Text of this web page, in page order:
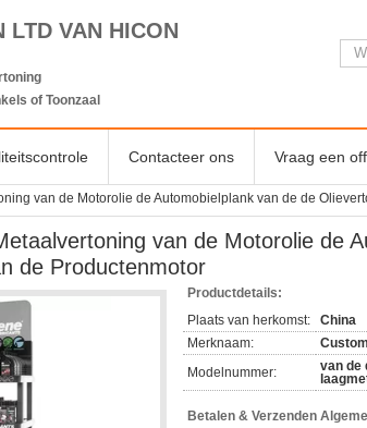
LTD VAN HICON
of Toonzaal
Contacteer ons Vraag een
van de Motorolie de Automobielplank van de de
van de Motorolie de
de Productenmotor
Productdetails:
Plaats van herkomst:
China
Merknaam:
Modelnummer:
van de
Betalen & Verzenden